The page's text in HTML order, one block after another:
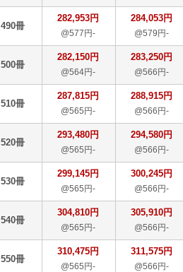
490冊
282,953円
@577円-
284,053円
@579円-
500冊
282,150円
@564円-
283,250円
@566円-
510冊
287,815円
@565円-
288,915円
@566円-
520冊
293,480円
@565円-
294,580円
@566円-
530冊
299,145円
@565円-
300,245円
@566円-
540冊
304,810円
@565円-
305,910円
@566円-
550冊
310,475円
@565円-
311,575円
@566円-